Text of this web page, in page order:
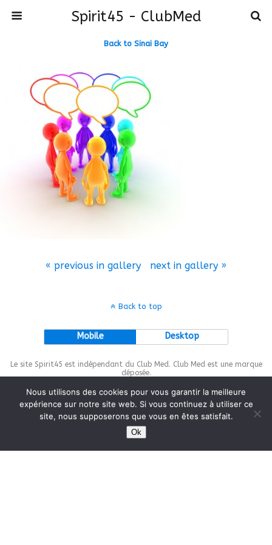
Spirit45 - ClubMed
Back to Sinai Bay
« previous in gallery next in gallery »
Back to top
Mobile Desktop
Le site Spirit45 est indépendant du Club Med. Club Med est une marque
déposée.
This site is protected bywp-copyrightpro.com
Nous utilisons des cookies pour vous garantir la meilleure
expérience sur notre site web. Si vous continuez à utiliser ce
site, nous supposerons que vous en êtes satisfait.
Ok